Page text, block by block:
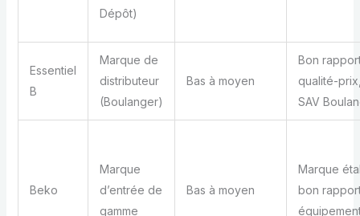
Dépôt)
Essentiel
B
Marque de
distributeur
(Boulanger)
Bas à moyen
Bon
qualité-
SAV
Beko
Marque
d’entrée de
gamme
Bas à moyen
Marque
bon